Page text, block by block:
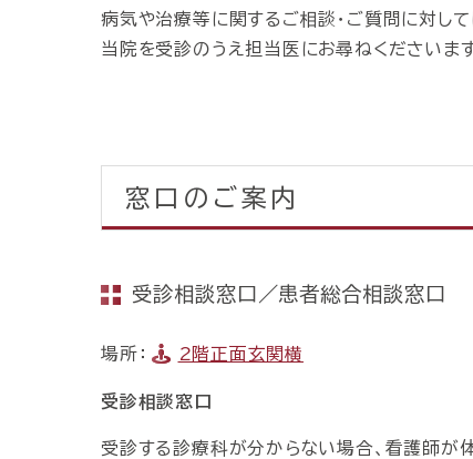
病気や治療等に関するご相談・ご質問に対して
当院を受診のうえ担当医にお尋ねくださいま
窓口のご案内
受診相談窓口／患者総合相談窓口
場所： 2階正面玄関横
受診相談窓口
受診する診療科が分からない場合、看護師が